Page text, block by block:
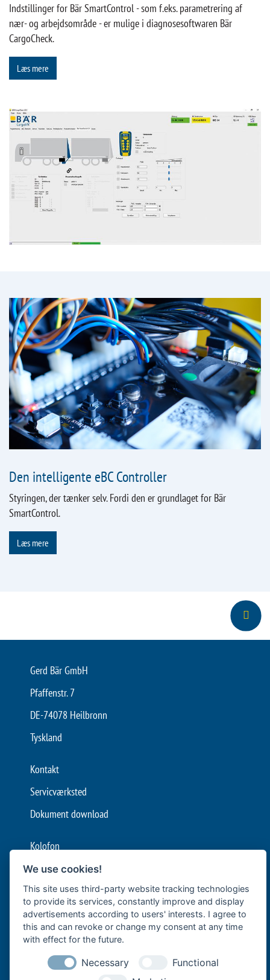
Indstillinger for Bär SmartControl - som f.eks. parametrering af
nær- og arbejdsområde - er mulige i diagnosesoftwaren Bär
CargoCheck.
Læs mere
Den intelligente eBC Controller
Styringen, der tænker selv. Fordi den er grundlaget for Bär
SmartControl.
Læs mere
Gerd Bär GmbH
Pfaffenstr. 7
DE-74078 Heilbronn
Tyskland
Kontakt
Servicværksted
Dokument download
Kolofon
Generelle vilkår og betingelser
Databeskyttelse
Cookie-indstillinger
Bär Cargolift er Europas førende producent af læssebagsmække og
læsseramper med hovedkontor i Heilbronn, Tyskland.
Familievirksomheden med over 40 års erfaring er en førende
We use cookies!
This site uses third-party website tracking technologies
to provide its services, constantly improve and display
advertisements according to users' interests. I agree to
this and can revoke or change my consent at any time
with effect for the future.
Necessary
Functional